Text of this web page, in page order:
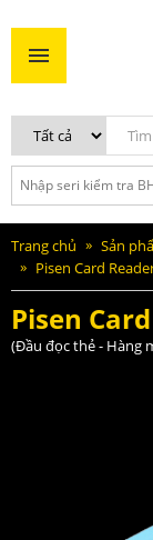
Pisen
Trang chủ Sản
Pisen Card
Pisen
(Đầu đọc thẻ - Hàng